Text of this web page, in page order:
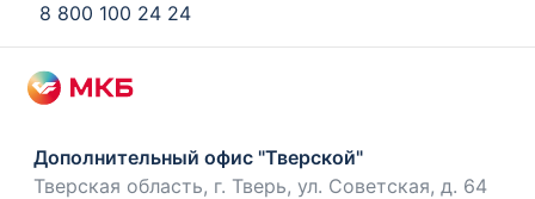
8 800 100 24 24
Дополнительный офис "Тверской"
Тверская область, г. Тверь, ул. Советская, д. 64